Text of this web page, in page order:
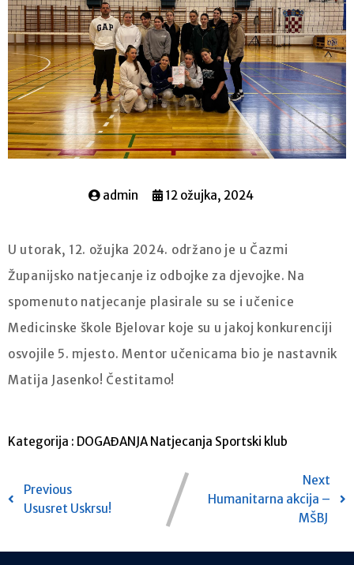
admin 12 ožujka, 2024
U utorak, 12. ožujka 2024. održano je u Čazmi
Županijsko natjecanje iz odbojke za djevojke. Na
spomenuto natjecanje plasirale su se i učenice
Medicinske škole Bjelovar koje su u jakoj konkurenciji
osvojile 5. mjesto. Mentor učenicama bio je nastavnik
Matija Jasenko! Čestitamo!
Kategorija : DOGAĐANJA Natjecanja Sportski klub
Previous
Ususret Uskrsu!
Next
Humanitarna akcija –
MŠBJ